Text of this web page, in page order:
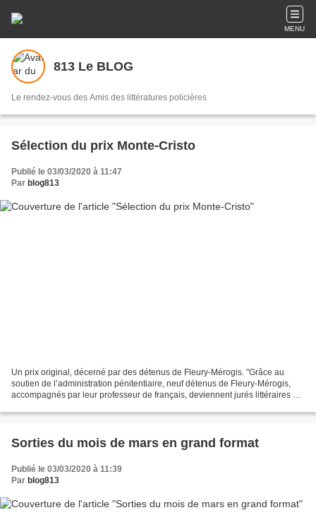
MENU
813 Le BLOG
Le rendez-vous des Amis des littératures policières
Sélection du prix Monte-Cristo
Publié le 03/03/2020 à 11:47
Par blog813
Un prix original, décerné par des détenus de Fleury-Mérogis. "Grâce au
soutien de l’administration pénitentiaire, neuf détenus de Fleury-Mérogis,
accompagnés par leur professeur de français, deviennent jurés littéraires et
Sorties du mois de mars en grand format
Publié le 03/03/2020 à 11:39
Par blog813